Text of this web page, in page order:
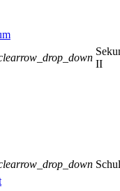
arrow_drop_down
II
arrow_drop_down